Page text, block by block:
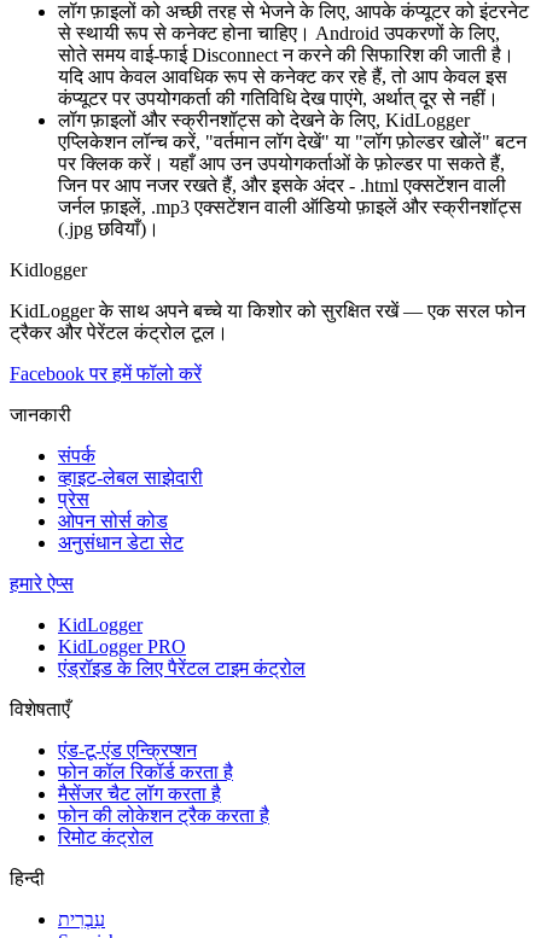
लॉग फ़ाइलों को अच्छी तरह से भेजने के लिए, आपके कंप्यूटर को इंटरनेट
से स्थायी रूप से कनेक्ट होना चाहिए। Android उपकरणों के लिए,
सोते समय वाई-फाई Disconnect न करने की सिफारिश की जाती है।
यदि आप केवल आवधिक रूप से कनेक्ट कर रहे हैं, तो आप केवल इस
कंप्यूटर पर उपयोगकर्ता की गतिविधि देख पाएंगे, अर्थात् दूर से नहीं।
लॉग फ़ाइलों और स्क्रीनशॉट्स को देखने के लिए, KidLogger
एप्लिकेशन लॉन्च करें, "वर्तमान लॉग देखें" या "लॉग फ़ोल्डर खोलें" बटन
पर क्लिक करें। यहाँ आप उन उपयोगकर्ताओं के फ़ोल्डर पा सकते हैं,
जिन पर आप नजर रखते हैं, और इसके अंदर - .html एक्सटेंशन वाली
जर्नल फ़ाइलें, .mp3 एक्सटेंशन वाली ऑडियो फ़ाइलें और स्क्रीनशॉट्स
(.jpg छवियाँ)।
Kidlogger
KidLogger के साथ अपने बच्चे या किशोर को सुरक्षित रखें — एक सरल फोन
ट्रैकर और पेरेंटल कंट्रोल टूल।
Facebook पर हमें फॉलो करें
जानकारी
संपर्क
व्हाइट-लेबल साझेदारी
प्रेस
ओपन सोर्स कोड
अनुसंधान डेटा सेट
हमारे ऐप्स
KidLogger
KidLogger PRO
एंड्रॉइड के लिए पैरेंटल टाइम कंट्रोल
विशेषताएँ
एंड-टू-एंड एन्क्रिप्शन
फोन कॉल रिकॉर्ड करता है
मैसेंजर चैट लॉग करता है
फोन की लोकेशन ट्रैक करता है
रिमोट कंट्रोल
हिन्दी
עִבְרִית